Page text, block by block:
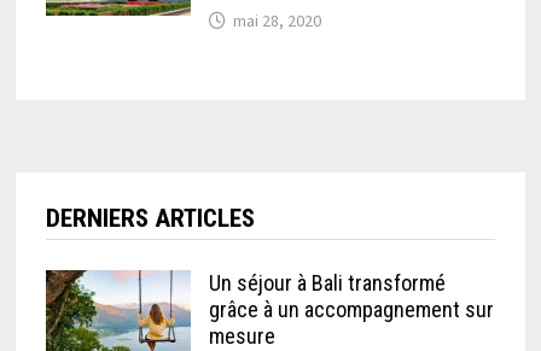
mai 28, 2020
DERNIERS ARTICLES
Un séjour à Bali transformé
grâce à un accompagnement sur
mesure